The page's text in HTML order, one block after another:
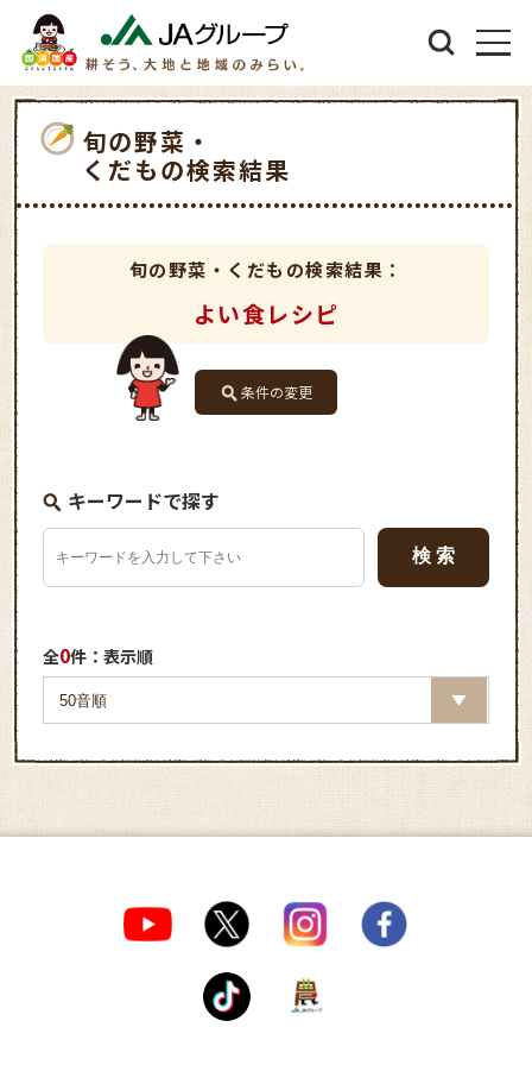
旬の野菜・
くだもの検索結果
旬の野菜・くだもの検索結果：
よい食レシピ
条件の変更
キーワードで探す
全0件：表示順